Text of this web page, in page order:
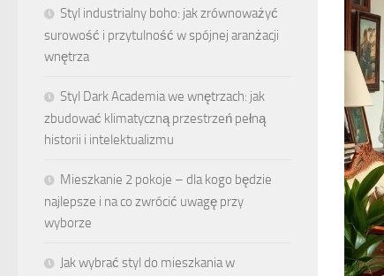
Styl industrialny boho: jak zrównoważyć
surowość i przytulność w spójnej aranżacji
wnętrza
Styl Dark Academia we wnętrzach: jak
zbudować klimatyczną przestrzeń pełną
historii i intelektualizmu
Mieszkanie 2 pokoje – dla kogo będzie
najlepsze i na co zwrócić uwagę przy
wyborze
Jak wybrać styl do mieszkania w